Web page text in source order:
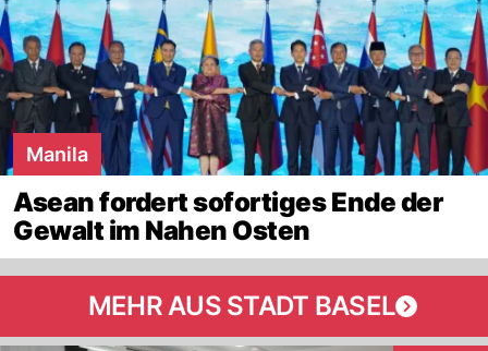
Manila
Asean fordert sofortiges Ende der
Gewalt im Nahen Osten
MEHR AUS STADT BASEL